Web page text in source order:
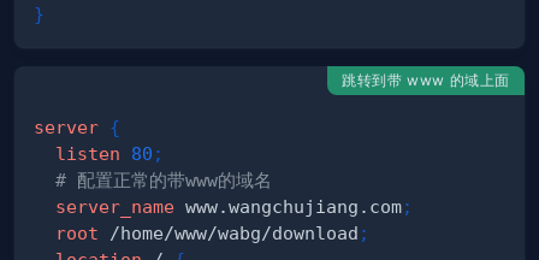
}
跳转到带 www 的域上面
server {
listen
80 ;
# 配置正常的带www的域名
server_name www.wangchujiang.com;
root /home/www/wabg/download ;